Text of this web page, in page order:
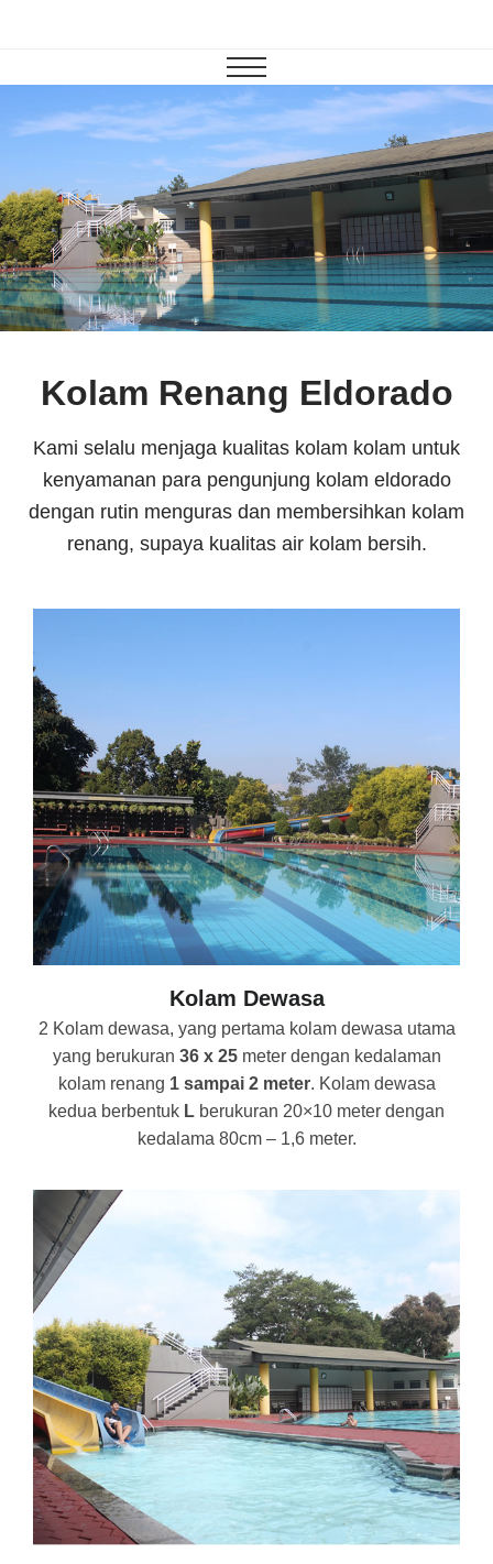
Kolam Renang Eldorado
Kami selalu menjaga kualitas kolam kolam untuk
kenyamanan para pengunjung kolam eldorado
dengan rutin menguras dan membersihkan kolam
renang, supaya kualitas air kolam bersih.
Kolam Dewasa
2 Kolam dewasa, yang pertama kolam dewasa utama
yang berukuran 36 x 25meter dengan kedalaman
kolam renang 1 sampai 2 meter. Kolam dewasa
kedua berbentuk L berukuran 20×10 meter dengan
kedalama 80cm – 1,6 meter.